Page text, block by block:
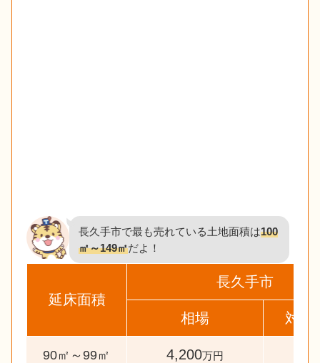
長久手市で最も売れている土地面積は100
㎡～149㎡だよ！
延床面積
長久手市
相場 対象
90㎡～99㎡ 4,200万円